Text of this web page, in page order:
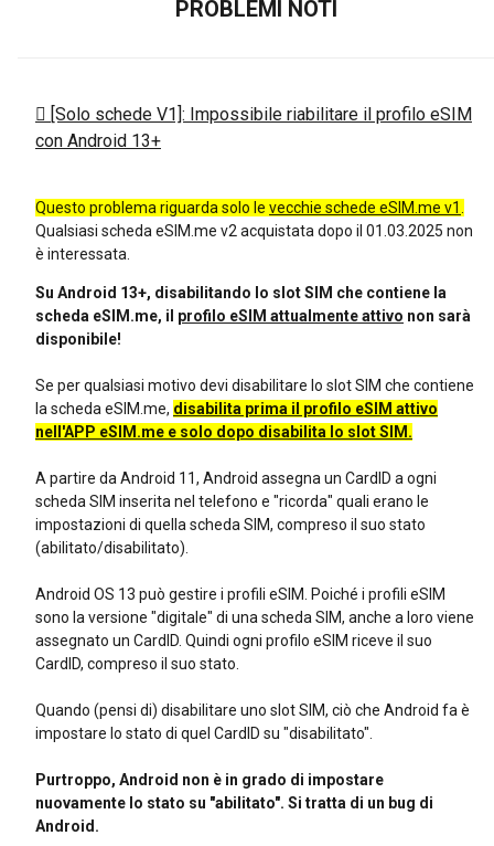
PROBLEMI NOTI
[Solo schede V1]: Impossibile riabilitare il profilo eSIM
con Android 13+
Questo problema riguarda solo le vecchie schede eSIM.me v1.
Qualsiasi scheda eSIM.me v2 acquistata dopo il 01.03.2025 non
è interessata.
Su Android 13+, disabilitando lo slot SIM che contiene la
scheda eSIM.me, il profilo eSIM attualmente attivo non sarà
disponibile!
Se per qualsiasi motivo devi disabilitare lo slot SIM che contiene
la scheda eSIM.me, disabilita prima il profilo eSIM attivo
nell'APP eSIM.me e solo dopo disabilita lo slot SIM.
A partire da Android 11, Android assegna un CardID a ogni
scheda SIM inserita nel telefono e "ricorda" quali erano le
impostazioni di quella scheda SIM, compreso il suo stato
(abilitato/disabilitato).
Android OS 13 può gestire i profili eSIM. Poiché i profili eSIM
sono la versione "digitale" di una scheda SIM, anche a loro viene
assegnato un CardID. Quindi ogni profilo eSIM riceve il suo
CardID, compreso il suo stato.
Quando (pensi di) disabilitare uno slot SIM, ciò che Android fa è
impostare lo stato di quel CardID su "disabilitato".
Purtroppo, Android non è in grado di impostare
nuovamente lo stato su "abilitato". Si tratta di un bug di
Android.